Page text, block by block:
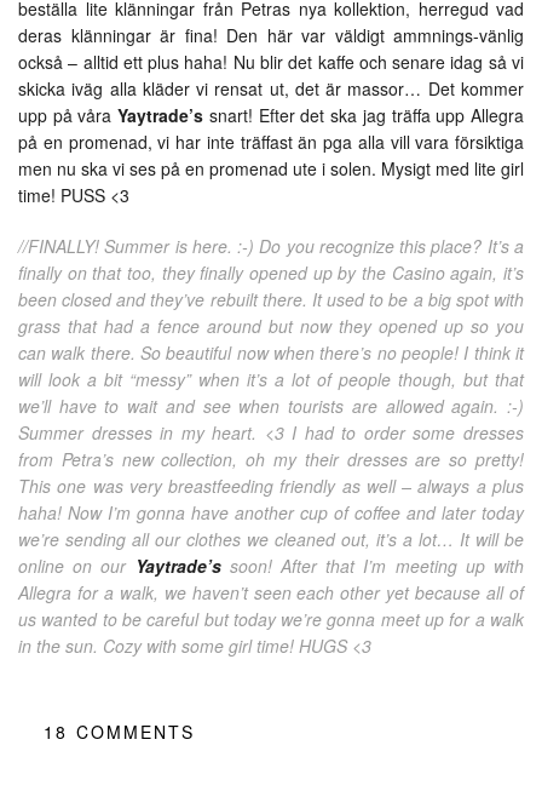
beställa lite klänningar från Petras nya kollektion, herregud vad
deras klänningar är fina! Den här var väldigt ammnings-vänlig
också – alltid ett plus haha! Nu blir det kaffe och senare idag så vi
skicka iväg alla kläder vi rensat ut, det är massor… Det kommer
upp på våraYaytrade’s snart! Efter det ska jag träffa upp Allegra
på en promenad, vi har inte träffast än pga alla vill vara försiktiga
men nu ska vi ses på en promenad ute i solen. Mysigt med lite girl
time! PUSS <3
//FINALLY! Summer is here. :-) Do you recognize this place? It’s a
finally on that too, they finally opened up by the Casino again, it’s
been closed and they’ve rebuilt there. It used to be a big spot with
grass that had a fence around but now they opened up so you
can walk there. So beautiful now when there’s no people! I think it
will look a bit “messy” when it’s a lot of people though, but that
we’ll have to wait and see when tourists are allowed again. :-)
Summer dresses in my heart. <3 I had to order some dresses
from Petra’s new collection, oh my their dresses are so pretty!
This one was very breastfeeding friendly as well – always a plus
haha! Now I’m gonna have another cup of coffee and later today
we’re sending all our clothes we cleaned out, it’s a lot… It will be
online on our Yaytrade’ssoon! After that I’m meeting up with
Allegra for a walk, we haven’t seen each other yet because all of
us wanted to be careful but today we’re gonna meet up for a walk
in the sun. Cozy with some girl time! HUGS <3
18 COMMENTS